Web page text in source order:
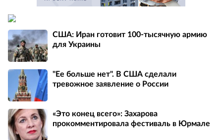
США: Иран готовит 100-тысячную армию
для Украины
"Ее больше нет". В США сделали
тревожное заявление о России
«Это конец всего»: Захарова
прокомментировала фестиваль в Юрмале